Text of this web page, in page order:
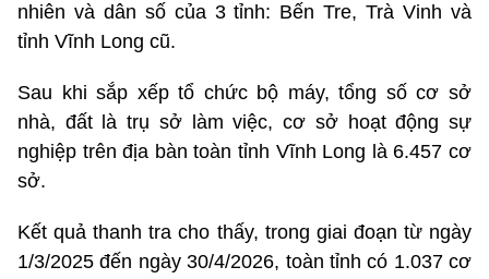
nhiên và dân số của 3 tỉnh: Bến Tre, Trà Vinh và
tỉnh Vĩnh Long cũ.
Sau khi sắp xếp tổ chức bộ máy, tổng số cơ sở
nhà, đất là trụ sở làm việc, cơ sở hoạt động sự
nghiệp trên địa bàn toàn tỉnh Vĩnh Long là 6.457 cơ
sở.
Kết quả thanh tra cho thấy, trong giai đoạn từ ngày
1/3/2025 đến ngày 30/4/2026, toàn tỉnh có 1.037 cơ